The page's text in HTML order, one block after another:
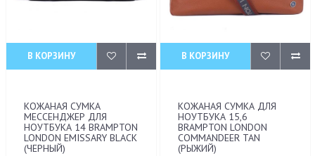
В КОРЗИНУ
КОЖАНАЯ СУМКА
МЕССЕНДЖЕР ДЛЯ
НОУТБУКА 14 BRAMPTON
LONDON EMISSARY BLACK
(ЧЕРНЫЙ)
В КОРЗИНУ
КОЖАНАЯ СУМКА ДЛЯ
НОУТБУКА 15,6
BRAMPTON LONDON
COMMANDEER TAN
(РЫЖИЙ)